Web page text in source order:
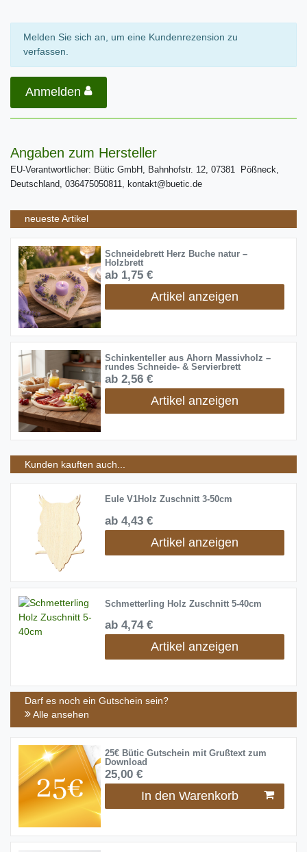
Melden Sie sich an, um eine Kundenrezension zu
verfassen.
Anmelden
Angaben zum Hersteller
EU-Verantwortlicher: Bütic GmbH, Bahnhofstr. 12, 07381 Pößneck,
Deutschland, 036475050811, kontakt@buetic.de
neueste Artikel
Schneidebrett Herz Buche natur –
Holzbrett
ab 1,75 €
Artikel anzeigen
Schinkenteller aus Ahorn Massivholz –
rundes Schneide- & Servierbrett
ab 2,56 €
Artikel anzeigen
Kunden kauften auch...
Eule V1Holz Zuschnitt 3-50cm
ab 4,43 €
Artikel anzeigen
Schmetterling Holz Zuschnitt 5-40cm
ab 4,74 €
Artikel anzeigen
Darf es noch ein Gutschein sein?
Alle ansehen
25€ Bütic Gutschein mit Grußtext zum
Download
25,00 €
In den Warenkorb